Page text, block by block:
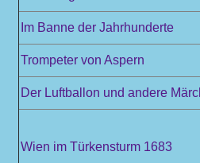
Im Banne der Jahrhunderte
Trompeter von Aspern
Der Luftballon und andere
Wien im Türkensturm 1683